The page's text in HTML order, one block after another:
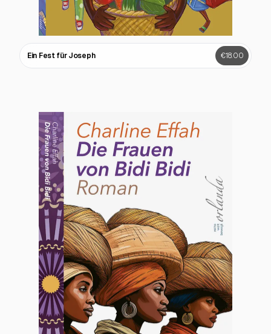
Ein Fest für Joseph €18.00